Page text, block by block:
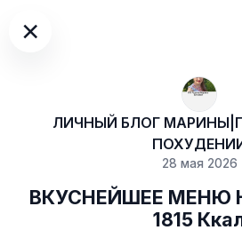
×
ЛИЧНЫЙ БЛОГ
28 мая 2026
ВКУСНЕЙШЕЕ МЕНЮ
1815